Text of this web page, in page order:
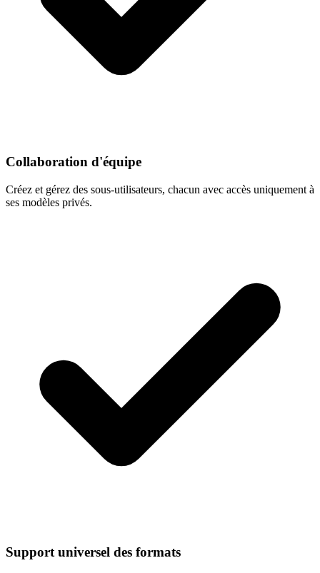
Collaboration d'équipe
Créez et gérez des sous-utilisateurs, chacun avec accès uniquement à
ses modèles privés.
Support universel des formats